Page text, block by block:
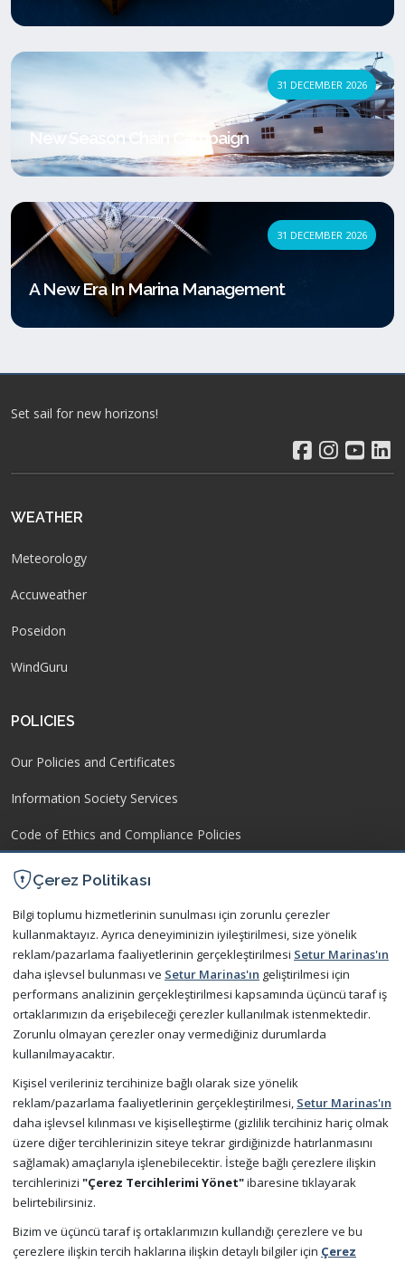
31 DECEMBER 2026
New Season Chain Campaign
31 DECEMBER 2026
A New Era In Marina Management
Set sail for new horizons!
WEATHER
Meteorology
Accuweather
Poseidon
WindGuru
POLICIES
Our Policies and Certificates
Information Society Services
Code of Ethics and Compliance Policies
Operating Regulation
Protection of Personal Data
COMMUNICATION
Contact Us
Frequently Asked Questions
Try Our Mobile App Now for Free
Çerez Politikası
Bilgi toplumu hizmetlerinin sunulması için zorunlu çerezler
kullanmaktayız. Ayrıca deneyiminizin iyileştirilmesi, size yönelik
reklam/pazarlama faaliyetlerinin gerçekleştirilmesi Setur Marinas'ın
daha işlevsel bulunması ve Setur Marinas'ın geliştirilmesi için
performans analizinin gerçekleştirilmesi kapsamında üçüncü taraf iş
ortaklarımızın da erişebileceği çerezler kullanılmak istenmektedir.
Zorunlu olmayan çerezler onay vermediğiniz durumlarda
kullanılmayacaktır.
Kişisel verileriniz tercihinize bağlı olarak size yönelik
reklam/pazarlama faaliyetlerinin gerçekleştirilmesi, Setur Marinas'ın
daha işlevsel kılınması ve kişiselleştirme (gizlilik tercihiniz hariç olmak
üzere diğer tercihlerinizin siteye tekrar girdiğinizde hatırlanmasını
sağlamak) amaçlarıyla işlenebilecektir. İsteğe bağlı çerezlere ilişkin
tercihlerinizi "Çerez Tercihlerimi Yönet"ibaresine tıklayarak
belirtebilirsiniz.
Bizim ve üçüncü taraf iş ortaklarımızın kullandığı çerezlere ve bu
çerezlere ilişkin tercih haklarına ilişkin detaylı bilgiler için Çerez